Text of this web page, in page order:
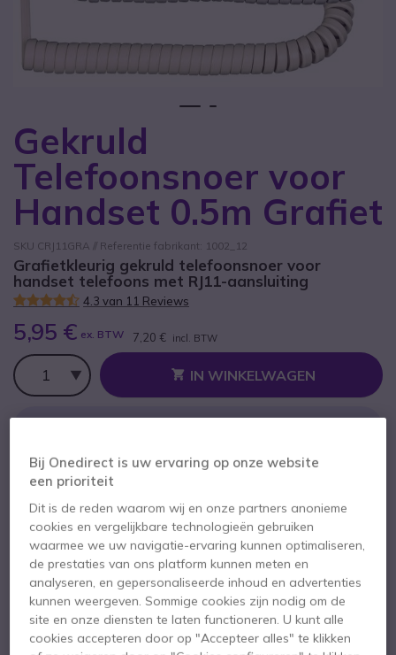
Gekruld
Telefoonsnoer voor
Handset 0.5m Grafiet
SKU CRJ11GRA // Referentie fabrikant: 1002_12
Grafietkleurig gekruld telefoonsnoer voor
handset telefoons met RJ11-aansluiting
4.3 van 11 Reviews
5,95 € ex. BTW 7,20 € incl. BTW
Aantal
IN WINKELWAGEN
Meer dan100 productenop voorraad
Levering:24/48 h
Belangrijkste kenmerken
Voor telefoons met RJ11-aansluiting
Ga naar het begin van de afbeeldingen-gallerij
Bij Onedirect is uw ervaring op onze website
een prioriteit
Dit is de reden waarom wij en onze partners anonieme
cookies en vergelijkbare technologieën gebruiken
waarmee we uw navigatie-ervaring kunnen optimaliseren,
de prestaties van ons platform kunnen meten en
analyseren, en gepersonaliseerde inhoud en advertenties
kunnen weergeven. Sommige cookies zijn nodig om de
site en onze diensten te laten functioneren. U kunt alle
cookies accepteren door op "Accepteer alles" te klikken